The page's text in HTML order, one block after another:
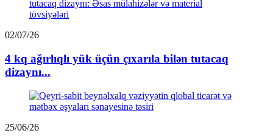
02/07/26
4 kq ağırlıqlı yük üçün çıxarıla bilən tutacaq
dizaynı...
25/06/26